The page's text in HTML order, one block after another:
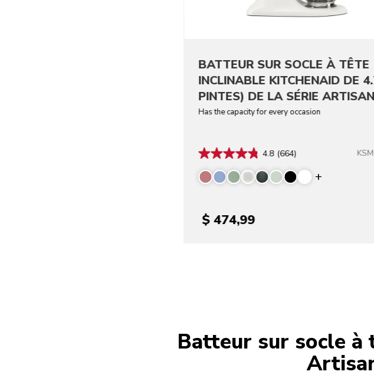
BATTEUR SUR SOCLE À TÊTE
INCLINABLE KITCHENAID DE
PINTES) DE LA SÉRIE ARTISAN
Has the capacity for every occasion
4.8 (664)
Display
$ 474,99
Batteur sur socle à